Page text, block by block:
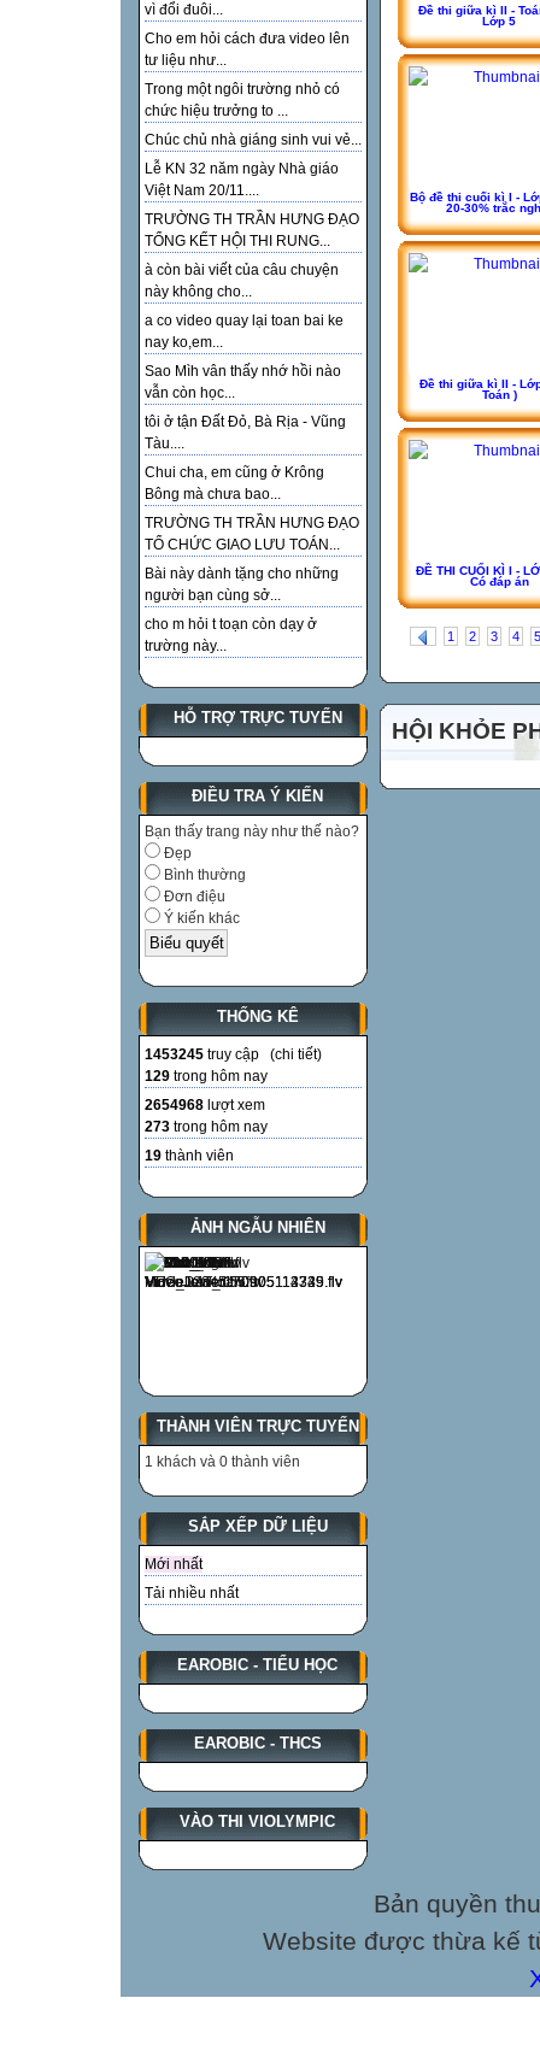
vì đổi đuôi...
Cho em hỏi cách đưa video lên
tư liệu như...
Trong một ngôi trường nhỏ có
chức hiệu trưởng to ...
Chúc chủ nhà giáng sinh vui vẻ...
Lễ KN 32 năm ngày Nhà giáo
Việt Nam 20/11....
TRƯỜNG TH TRẦN HƯNG ĐẠO
TỔNG KẾT HỘI THI RUNG...
à còn bài viết của câu chuyện
này không cho...
a co video quay lại toan bai ke
nay ko,em...
Sao Mìh vân thấy nhớ hồi nào
vẫn còn học...
tôi ở tận Đất Đỏ, Bà Rịa - Vũng
Tàu....
Chui cha, em cũng ở Krông
Bông mà chưa bao...
TRƯỜNG TH TRẦN HƯNG ĐẠO
TỔ CHỨC GIAO LƯU TOÁN...
Bài này dành tặng cho những
người bạn cùng sở...
cho m hỏi t toạn còn dạy ở
trường này...
HỖ TRỢ TRỰC TUYẾN
ĐIỀU TRA Ý KIẾN
Bạn thấy trang này như thế nào?
Đẹp
Bình thường
Đơn điệu
Ý kiến khác
THỐNG KÊ
1453245 truy cập (chi tiết)
129 trong hôm nay
2654968 lượt xem
273 trong hôm nay
19 thành viên
ẢNH NGẪU NHIÊN
THÀNH VIÊN TRỰC TUYẾN
1 khách và 0 thành viên
SẮP XẾP DỮ LIỆU
Mới nhất
Tải nhiều nhất
EAROBIC - TIỂU HỌC
EAROBIC - THCS
VÀO THI VIOLYMPIC
Đề thi giữa kì II -
Lớp 5
Bộ đề thi cuối kì I -
20-30% trắc
Đề thi giữa kì II -
Toán )
ĐỀ THI CUỐI KÌ I -
Có đáp án
1 2 3 4 5
HỘI KHỎE
Bản quyền
Website được thừa kế